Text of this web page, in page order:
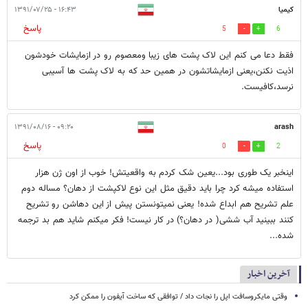
کیمیا ۱۶:۴۳ - ۱۳۹۱/۰۷/۲۵
6
5
پاسخ
فقط دعا می کنم این لاک پشت های زیبا ومعصوم رو در ازمایشات خودشون
اذیت نکنن،یعنی ازمایشاتشون در همین حد که به لاک پشت ها آسیبی
نرسد،کافیست.
arash ۰۹:۲۰ - ۱۳۹۱/۰۸/۱۶
2
0
پاسخ
اینخبر یک طوری بود...یعین شک کردم به واقعیتش! خوب از اون ژن هزار
استفاده میشه کرد چرا باید دقیق مثل این نوع لاکپشت از دهان؟ مساله دوم
علم تشریح هم ابداع شده! یعنی نمیتونستن پیش از این دهاشن رو تشریح
کنند ببینید آب ششی( در دهان؟) در کار نیست! فکر میکنم شاید هم بد ترجمه
شده...
آخرین اخبار
وقتی مایکروسافت اپل را نجات داد / توافقی که ساخت آیفون را ممکن کرد